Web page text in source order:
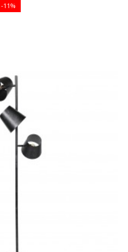
-11%